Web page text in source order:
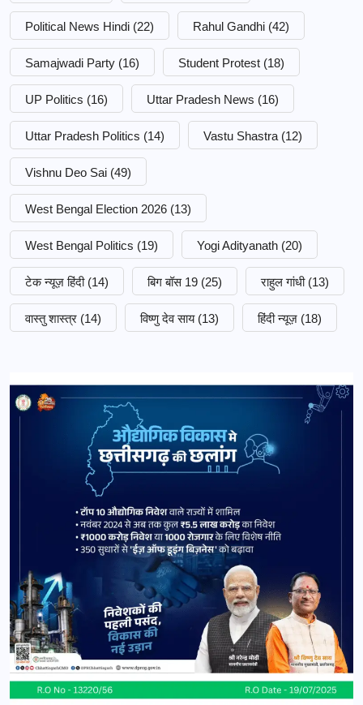
Political News Hindi (22) Rahul Gandhi (42)
Samajwadi Party (16) Student Protest (18)
UP Politics (16) Uttar Pradesh News (16)
Uttar Pradesh Politics (14) Vastu Shastra (12)
Vishnu Deo Sai (49)
West Bengal Election 2026 (13)
West Bengal Politics (19) Yogi Adityanath (20)
टेक न्यूज़ हिंदी (14) बिग बॉस 19 (25) राहुल गांधी (13)
वास्तु शास्त्र (14) विष्णु देव साय (13) हिंदी न्यूज़ (18)